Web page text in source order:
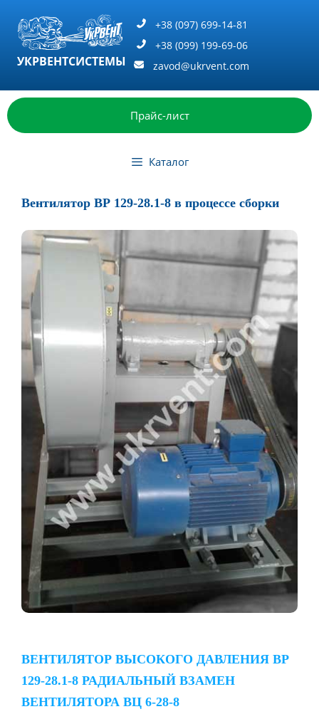
содержимому
УКРВЕНТСИСТЕМЫ
+38 (097) 699-14-81
+38 (099) 199-69-06
zavod@ukrvent.com
Прайс-лист
Каталог
Вентилятор ВР 129-28.1-8 в процессе сборки
ВЕНТИЛЯТОР ВЫСОКОГО ДАВЛЕНИЯ ВР
129-28.1-8 РАДИАЛЬНЫЙ ВЗАМЕН
ВЕНТИЛЯТОРА ВЦ 6-28-8